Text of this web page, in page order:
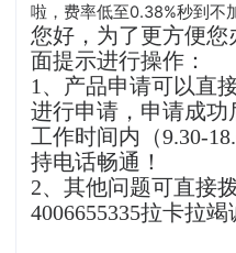
啦，费率低至0.38%秒到不
您好，为了更方便
面提示进行操作：
1、产品申请可以直
进行申请，申请成
工作时间内（9.30-
持电话畅通！
2、其他问题可直接
4006655335拉卡拉竭